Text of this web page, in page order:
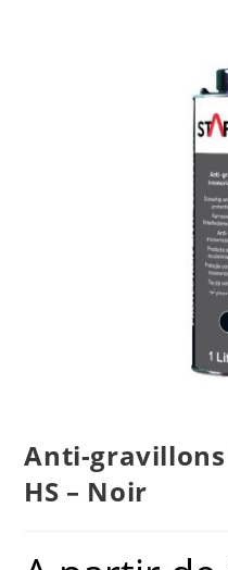
Anti-
HS – Noir